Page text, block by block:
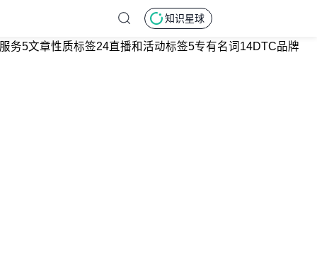
知识星球
务5文章性质标签24直播和活动标签5专有名词 14DTC品牌